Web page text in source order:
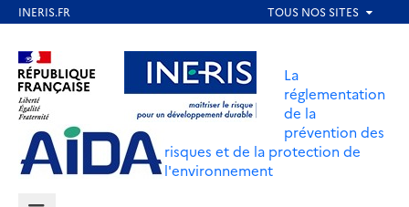
contenu
principal
Aller au contenu Aller au menu
Aller au pied de page
La
réglementation
de la
prévention des
risques et de la protection de
l'environnement